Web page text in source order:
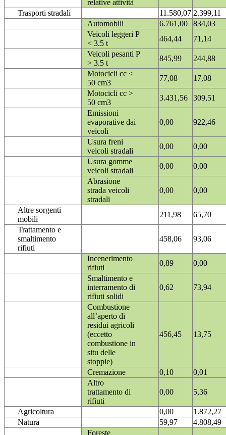
relative attività
Trasporti stradali 11.580,07 2.399,11
Automobili
6.761,00
834,03
Veicoli leggeri P
< 3.5 t
464,44
71,14
Veicoli pesanti P
> 3.5 t
845,99
244,88
Motocicli cc <
50 cm3
77,08
17,08
Motocicli cc >
50 cm3
3.431,56
309,51
Emissioni
evaporative dai
veicoli
0,00 922,46
Usura freni
veicoli stradali
0,00
0,00
Usura gomme
veicoli stradali
0,00
0,00
Abrasione
strada veicoli
stradali
0,00 0,00
Altre sorgenti
mobili
211,98
65,70
Trattamento e
smaltimento
rifiuti
458,06 93,06
Incenerimento
rifiuti
0,89
0,00
Smaltimento e
interramento di
rifiuti solidi
0,62 73,94
Combustione
all’aperto di
residui agricoli
(eccetto
combustione in
situ delle
stoppie)
456,45 13,75
Cremazione 0,10
0,01
Altro
trattamento di
rifiuti
0,00 5,36
Agricoltura 0,00
1.872,27
Natura
59,97
4.808,49
Foreste